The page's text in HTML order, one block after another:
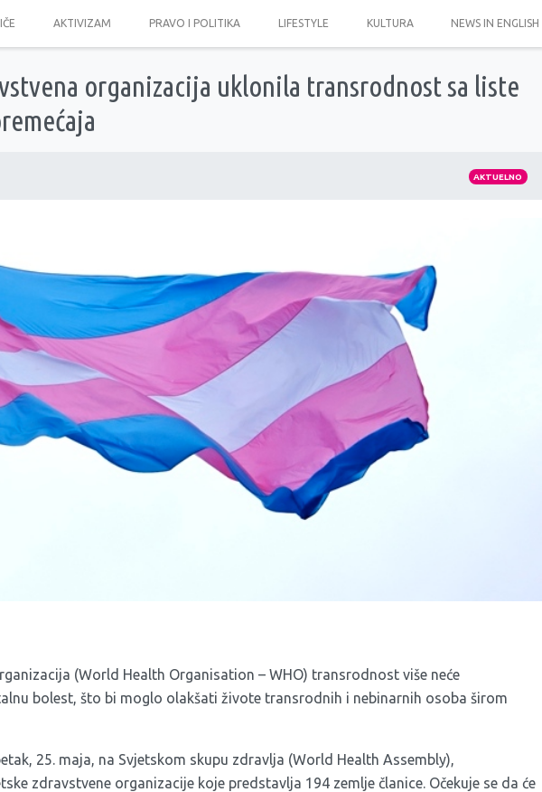
AKTIVIZAM PRAVO I POLITIKA LIFESTYLE KULTURA NEWS IN ENGLISH
organizacija uklonila transrodnost sa liste
AKTUELNO
(World Health Organisation – WHO) transrodnost više neće
bolest, što bi moglo olakšati živote transrodnih i nebinarnih osoba širom
25. maja, na Svjetskom skupu zdravlja (World Health Assembly),
zdravstvene organizacije koje predstavlja 194 zemlje članice. Očekuje se da će